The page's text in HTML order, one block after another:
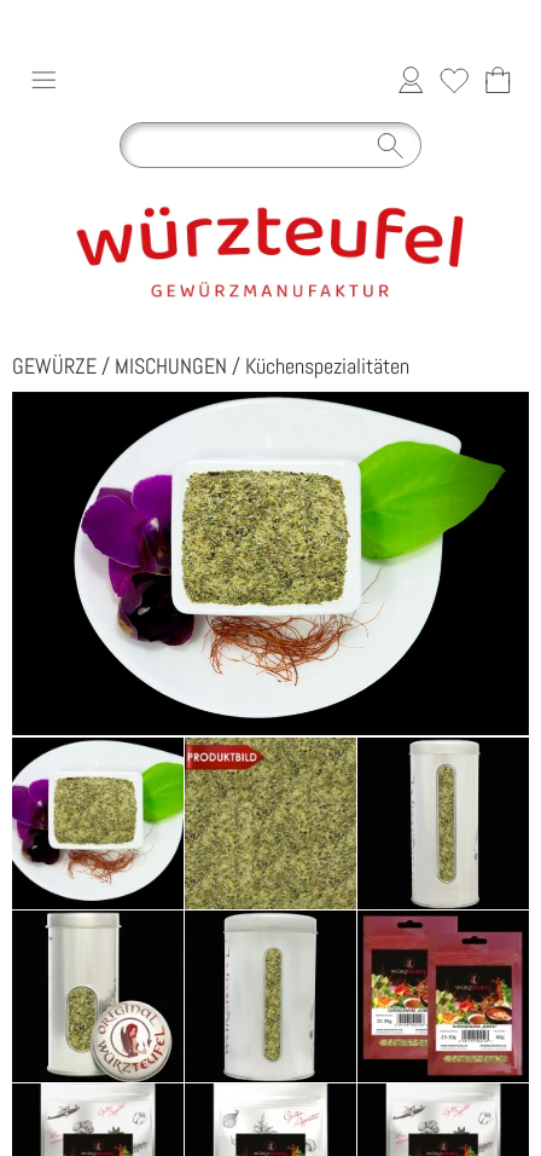
GEWÜRZE / MISCHUNGEN / Küchenspezialitäten